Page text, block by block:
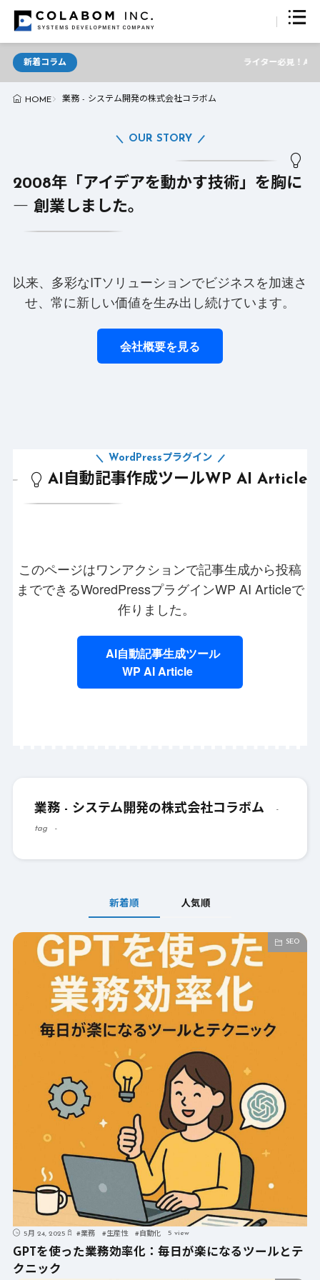
新着コラム ライター必見！AIが支える最
HOME 業務 - システム開発の株式会社コラボム
2008年「アイデアを動かす技術」を胸に
― 創業しました。
OUR STORY
以来、多彩なITソリューションでビジネスを加速さ
せ、常に新しい価値を生み出し続けています。
会社概要を見る
AI自動記事作成ツールWP AI Article
WordPressプラグイン
このページはワンアクションで記事生成から投稿
までできるWoredPressプラグインWP AI Articleで
作りました。
AI自動記事生成ツール
WP AI Article
業務 - システム開発の株式会社コラボム
tag
新着順 人気順
SEO
5月 24, 2025 #業務 #生産性 #自動化 5 view
GPTを使った業務効率化：毎日が楽になるツールとテ
クニック